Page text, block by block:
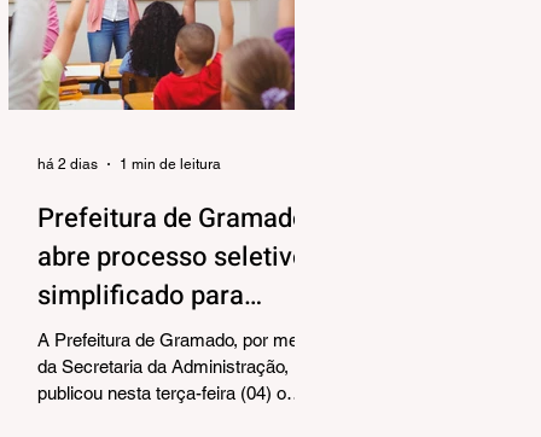
alinhar responsabilidades e
organizar as próximas etapas de
preparação do evento. Também
foram debatidos aspectos
Prefeitura de Gramado
abre processo seletivo
simplificado para
contratação temporária
de professores
A Prefeitura de Gramado, por meio
da Secretaria da Administração,
publicou nesta terça-feira (04) o
há 2 dias 1 min de leitura